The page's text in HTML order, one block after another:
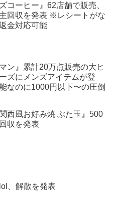
コーヒー』62店舗で販売、
回収を発表 ※レシートがな
金対応可能
マン』累計20万点販売の大ヒ
ズにメンズアイテムが登
なのに1000円以下〜の圧倒
関西風お好み焼 ぶた玉』500
収を発表
、解散を発表